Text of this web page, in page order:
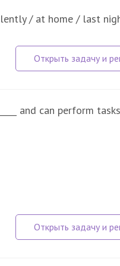
/ at home / last
and can perform